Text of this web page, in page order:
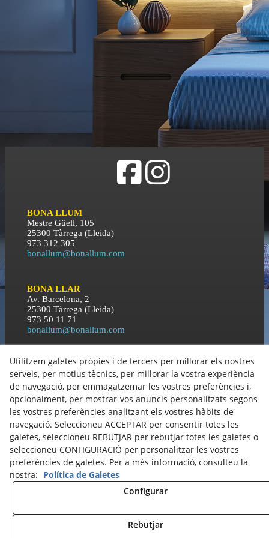
BONA LLUM
Mestre Güell, 105
25300 Tàrrega (Lleida)
973 312 305
bonallum@bonallum.com
BONA LLAR
Av. Barcelona, 2
25300 Tàrrega (Lleida)
973 50 11 71
bonallum@bonallum.com
BONA NIT
C\ Orient, 3
25300 Tàrrega (Lleida)
973 50 11 71
bonallum@bonallum.com
Política de Cookies
Política de Privacitat
© 08/2026 GRUP BONA LLUM - Tots els drets reservats.
Utilitzem galetes pròpies i de tercers per millorar els nostres
serveis, per motius tècnics, per millorar la vostra experiència
de navegació, per emmagatzemar les vostres preferències i,
opcionalment, per mostrar-vos anuncis personalitzats segons
les vostres preferències analitzant els vostres hàbits de
navegació. Seleccioneu ACCEPTAR per consentir totes les
galetes, seleccioneu REBUTJAR per rebutjar totes les galetes o
seleccioneu CONFIGURACIÓ per personalitzar les vostres
preferències de galetes. Per a més informació, consulteu la
nostra: Política de Galetes
Configurar
Rebutjar